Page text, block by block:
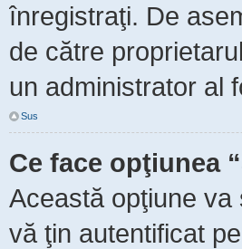
înregistraţi. De
de către
un administrator al
Sus
Ce face opţiunea
Această opţiune
vă ţin autentificat